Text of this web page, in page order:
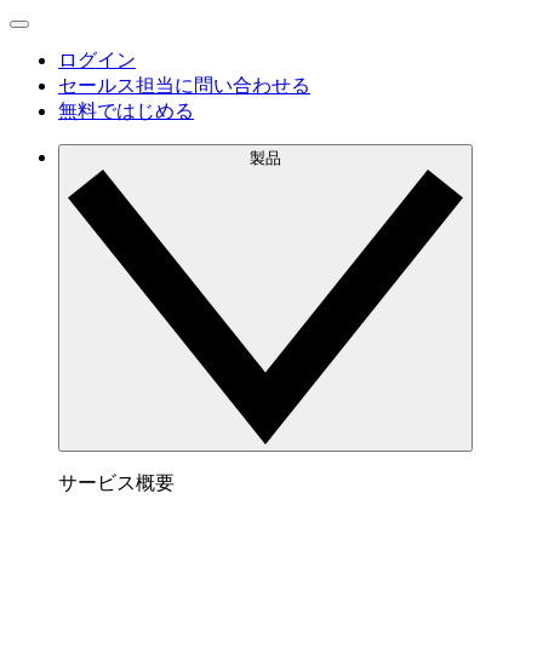
ログイン
セールス担当に問い合わせる
無料ではじめる
製品
サービス概要